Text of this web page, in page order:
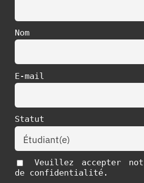
Nom
E-mail
Statut
Veuillez accepter
de confidentialité.